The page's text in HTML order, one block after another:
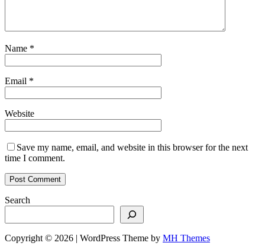
Name *
Email *
Website
Save my name, email, and website in this browser for the next
time I comment.
Search
Copyright © 2026 | WordPress Theme by MH Themes